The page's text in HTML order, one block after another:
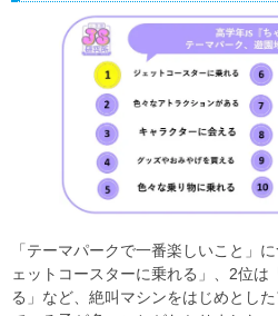
「テーマパークで一番楽しいこと」
ェットコースターに乗れる」、2位は
る」など、絶叫マシンをはじめとし